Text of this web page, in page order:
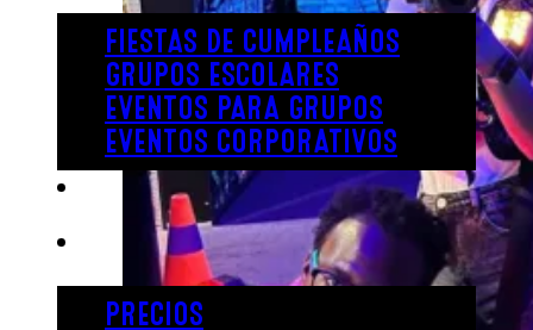
FIESTAS DE CUMPLEAÑOS
GRUPOS ESCOLARES
EVENTOS PARA GRUPOS
EVENTOS CORPORATIVOS
PRECIOS
PRECIOS